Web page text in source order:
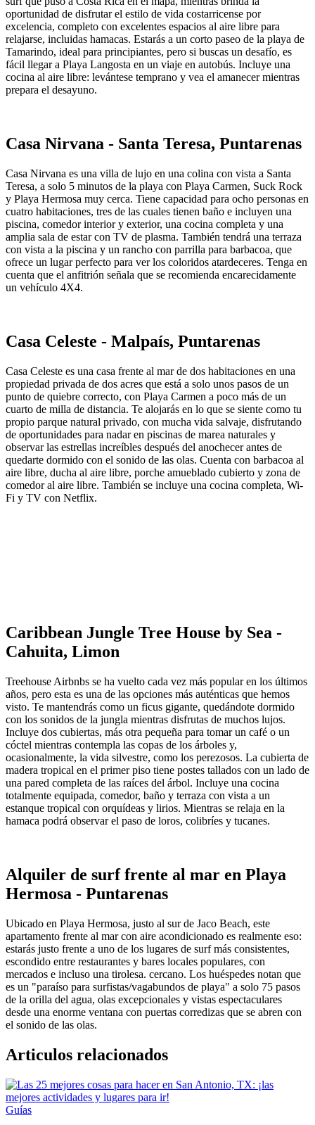
oportunidad de disfrutar el estilo de vida costarricense por
excelencia, completo con excelentes espacios al aire libre para
relajarse, incluidas hamacas. Estarás a un corto paseo de la playa de
Tamarindo, ideal para principiantes, pero si buscas un desafío, es
fácil llegar a Playa Langosta en un viaje en autobús. Incluye una
cocina al aire libre: levántese temprano y vea el amanecer mientras
prepara el desayuno.
Casa Nirvana - Santa Teresa, Puntarenas
Casa Nirvana es una villa de lujo en una colina con vista a Santa
Teresa, a solo 5 minutos de la playa con Playa Carmen, Suck Rock
y Playa Hermosa muy cerca. Tiene capacidad para ocho personas en
cuatro habitaciones, tres de las cuales tienen baño e incluyen una
piscina, comedor interior y exterior, una cocina completa y una
amplia sala de estar con TV de plasma. También tendrá una terraza
con vista a la piscina y un rancho con parrilla para barbacoa, que
ofrece un lugar perfecto para ver los coloridos atardeceres. Tenga en
cuenta que el anfitrión señala que se recomienda encarecidamente
un vehículo 4X4.
Casa Celeste - Malpaís, Puntarenas
Casa Celeste es una casa frente al mar de dos habitaciones en una
propiedad privada de dos acres que está a solo unos pasos de un
punto de quiebre correcto, con Playa Carmen a poco más de un
cuarto de milla de distancia. Te alojarás en lo que se siente como tu
propio parque natural privado, con mucha vida salvaje, disfrutando
de oportunidades para nadar en piscinas de marea naturales y
observar las estrellas increíbles después del anochecer antes de
quedarte dormido con el sonido de las olas. Cuenta con barbacoa al
aire libre, ducha al aire libre, porche amueblado cubierto y zona de
comedor al aire libre. También se incluye una cocina completa, Wi-
Fi y TV con Netflix.
Caribbean Jungle Tree House by Sea -
Cahuita, Limon
Treehouse Airbnbs se ha vuelto cada vez más popular en los últimos
años, pero esta es una de las opciones más auténticas que hemos
visto. Te mantendrás como un ficus gigante, quedándote dormido
con los sonidos de la jungla mientras disfrutas de muchos lujos.
Incluye dos cubiertas, más otra pequeña para tomar un café o un
cóctel mientras contempla las copas de los árboles y,
ocasionalmente, la vida silvestre, como los perezosos. La cubierta de
madera tropical en el primer piso tiene postes tallados con un lado de
una pared completa de las raíces del árbol. Incluye una cocina
totalmente equipada, comedor, baño y terraza con vista a un
estanque tropical con orquídeas y lirios. Mientras se relaja en la
hamaca podrá observar el paso de loros, colibríes y tucanes.
Alquiler de surf frente al mar en Playa
Hermosa - Puntarenas
Ubicado en Playa Hermosa, justo al sur de Jaco Beach, este
apartamento frente al mar con aire acondicionado es realmente eso:
estarás justo frente a uno de los lugares de surf más consistentes,
escondido entre restaurantes y bares locales populares, con
mercados e incluso una tirolesa. cercano. Los huéspedes notan que
es un "paraíso para surfistas/vagabundos de playa" a solo 75 pasos
de la orilla del agua, olas excepcionales y vistas espectaculares
desde una enorme ventana con puertas corredizas que se abren con
el sonido de las olas.
Articulos relacionados
Guías